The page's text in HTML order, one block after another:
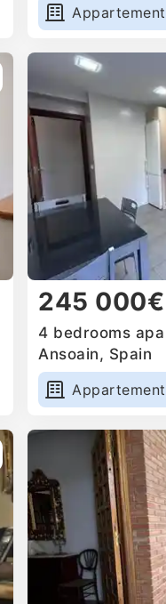
Appartement
245 000€
4 bedrooms
Ansoain, Spain
Appartement